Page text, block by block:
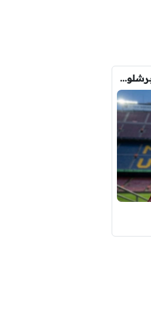
عاجل : رودري يوافق على الانتقال الى برشلونة.. 3 أسباب وراء قراره